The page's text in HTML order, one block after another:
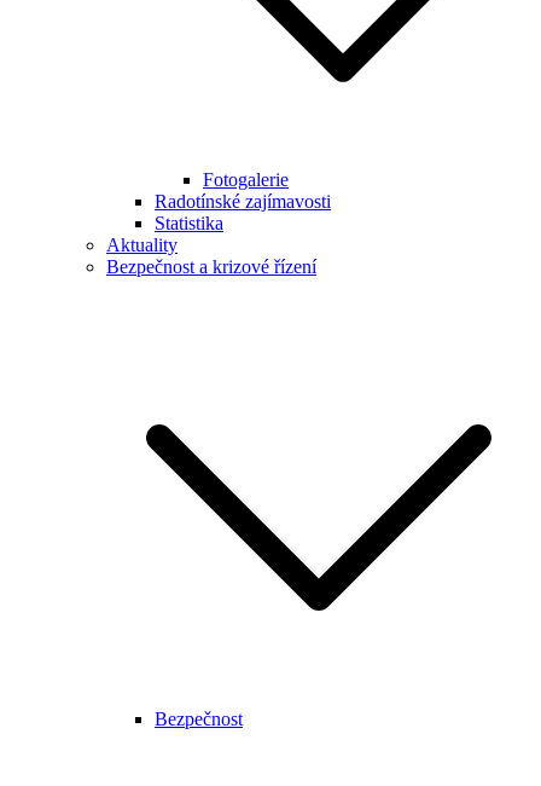
Fotogalerie
Radotínské zajímavosti
Statistika
Aktuality
Bezpečnost a krizové řízení
Bezpečnost